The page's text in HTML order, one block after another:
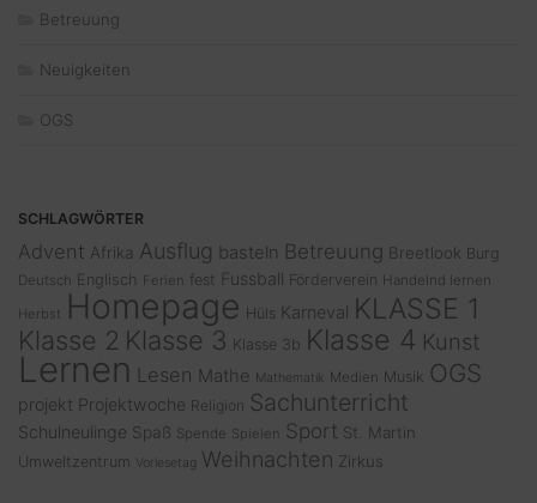
Betreuung
Neuigkeiten
OGS
SCHLAGWÖRTER
Advent Afrika Ausflug basteln Betreuung Breetlook Burg
Deutsch Englisch Ferien fest Fussball Förderverein
Handelnd lernen
Herbst Homepage Hüls Karneval KLASSE 1
Klasse 2 Klasse 3 Klasse 3b Klasse 4 Kunst
Lernen Lesen Mathe Mathematik Medien Musik OGS
projekt Projektwoche Religion Sachunterricht
Schulneulinge Spaß Spende Spielen Sport St. Martin
Umweltzentrum Vorlesetag Weihnachten Zirkus